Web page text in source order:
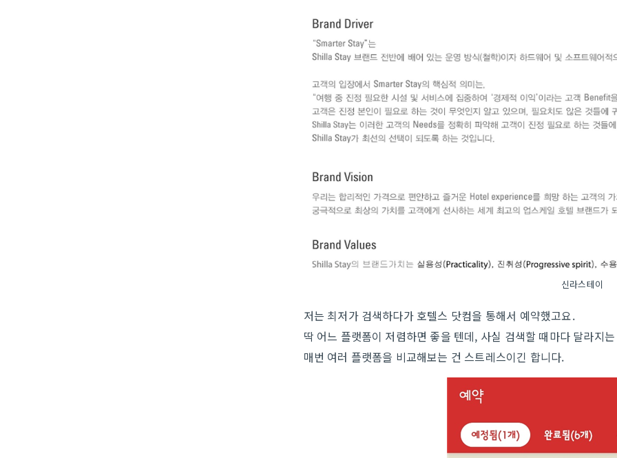
신라스테이
저는 최저가 검색하다가 호텔스 닷컴을 통해서 예약했고요.
딱 어느 플랫폼이 저렴하면 좋을 텐데, 사실 검색할 때마다 달라지
매번 여러 플랫폼을 비교해보는 건 스트레스이긴 합니다.